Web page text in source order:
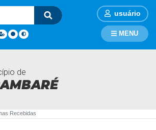
usuário
de
MENU
Recebidas